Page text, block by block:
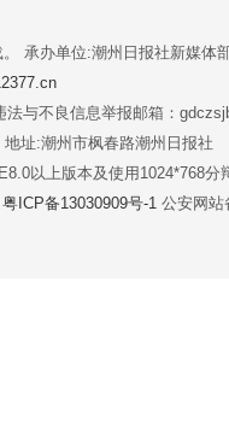
承办单位:潮州日报社新媒体
与不良信息举报邮箱：
址:潮州市枫春路潮州日报社
以上版本及使用1024*768分
粤ICP备13030909号-1 公安网站